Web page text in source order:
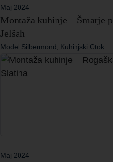
Maj 2024
Montaža kuhinje – Šmarje
Jelšah
Model Silbermond, Kuhinjski Otok
Maj 2024